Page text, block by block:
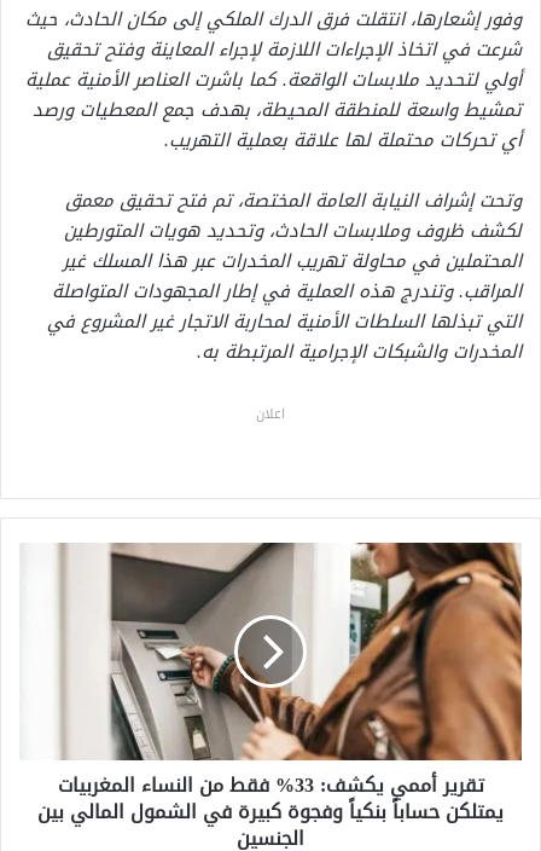
وفور إشعارها، انتقلت فرق الدرك الملكي إلى مكان الحادث، حيث
شرعت في اتخاذ الإجراءات اللازمة لإجراء المعاينة وفتح تحقيق
أولي لتحديد ملابسات الواقعة. كما باشرت العناصر الأمنية عملية
تمشيط واسعة للمنطقة المحيطة، بهدف جمع المعطيات ورصد
أي تحركات محتملة لها علاقة بعملية التهريب.
وتحت إشراف النيابة العامة المختصة، تم فتح تحقيق معمق
لكشف ظروف وملابسات الحادث، وتحديد هويات المتورطين
المحتملين في محاولة تهريب المخدرات عبر هذا المسلك غير
المراقب. وتندرج هذه العملية في إطار المجهودات المتواصلة
التي تبذلها السلطات الأمنية لمحاربة الاتجار غير المشروع في
المخدرات والشبكات الإجرامية المرتبطة به.
اعلان
ت
ق
ر
ي
ر
أ
م
ي
تقرير أممي يكشف: 33% فقط من النساء المغربيات
يمتلكن حساباً بنكياً وفجوة كبيرة في الشمول المالي بين
الجنسين